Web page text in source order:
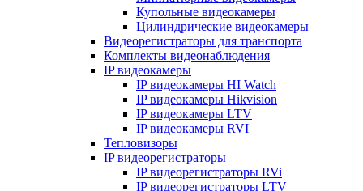
Купольные видеокамеры
Цилиндрические видеокамеры
Видеорегистраторы для транспорта
Комплекты видеонаблюдения
IP видеокамеры
IP видеокамеры HI Watch
IP видеокамеры Hikvision
IP видеокамеры LTV
IP видеокамеры RVI
Тепловизоры
IP видеорегистраторы
IP видеорегистраторы RVi
IP видеорегистраторы LTV